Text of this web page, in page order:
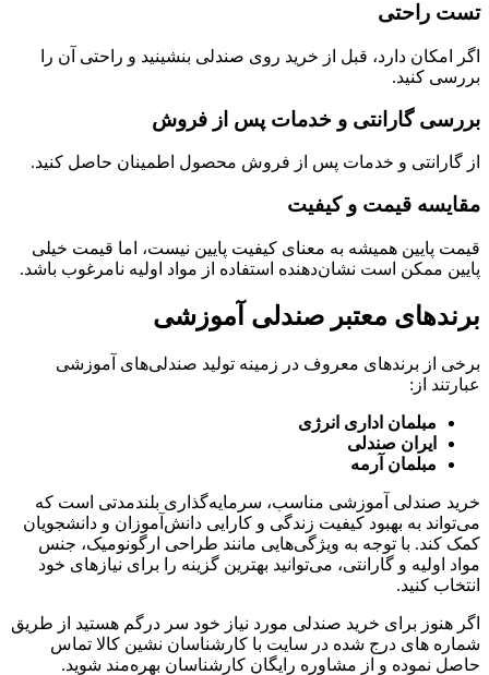
تست راحتی
اگر امکان دارد، قبل از خرید روی صندلی بنشینید و راحتی آن را
بررسی کنید.
بررسی گارانتی و خدمات پس از فروش
از گارانتی و خدمات پس از فروش محصول اطمینان حاصل کنید.
مقایسه قیمت و کیفیت
قیمت پایین همیشه به معنای کیفیت پایین نیست، اما قیمت خیلی
پایین ممکن است نشان‌دهنده استفاده از مواد اولیه نامرغوب باشد.
برندهای معتبر صندلی آموزشی
برخی از برندهای معروف در زمینه تولید صندلی‌های آموزشی
عبارتند از:
مبلمان اداری انرژی
ایران صندلی
مبلمان آرمه
خرید صندلی آموزشی مناسب، سرمایه‌گذاری بلندمدتی است که
می‌تواند به بهبود کیفیت زندگی و کارایی دانش‌آموزان و دانشجویان
کمک کند. با توجه به ویژگی‌هایی مانند طراحی ارگونومیک، جنس
مواد اولیه و گارانتی، می‌توانید بهترین گزینه را برای نیازهای خود
انتخاب کنید.
اگر هنوز برای خرید صندلی مورد نیاز خود سر درگم هستید از طریق
شماره های درج شده در سایت با کارشناسان نشین کالا تماس
حاصل نموده و از مشاوره رایگان کارشناسان بهره‌مند شوید.